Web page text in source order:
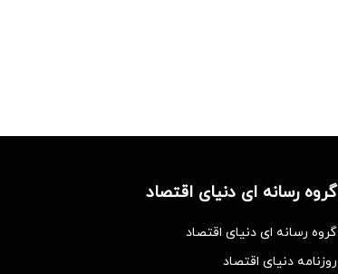
گروه رسانه ای دنیای اقتصاد
گروه رسانه ای دنیای اقتصاد
روزنامه دنیای اقتصاد